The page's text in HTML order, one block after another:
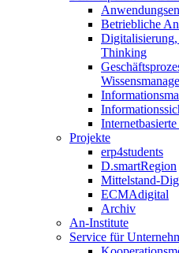
Betriebliche
Thinking
Projekte
erp4students
D.smartRegion
Mittelstand-
ECMAdigital
Archiv
An-Institute
Service für